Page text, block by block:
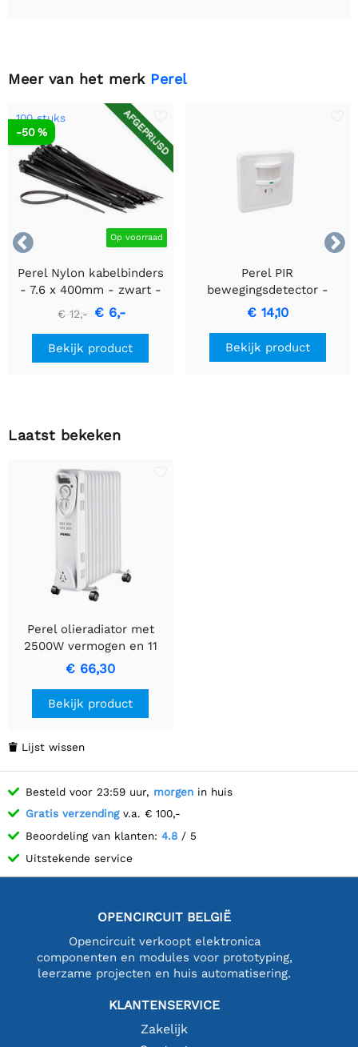
Meer van het merk Perel


AFGEPRIJSD
100 stuks
Op voorraad
-50 %
Perel Nylon kabelbinders
- 7.6 x 400mm - zwart -
100 stuks
€ 12,- € 6,-
Bekijk product
Perel PIR
bewegingsdetector -
Inbouw met
bewegingsdetectie &
inbouwontwerp
€ 14,10
Bekijk product
Laatst bekeken
Perel olieradiator met
2500W vermogen en 11
geribbelde elementen
€ 66,30
Bekijk product
 Lijst wissen
Besteld voor 23:59 uur, morgen in huis
Gratis verzendingv.a. € 100,-
Beoordeling van klanten: 4.8 / 5
Uitstekende service
OPENCIRCUIT BELGIË
Opencircuit verkoopt elektronica
componenten en modules voor prototyping,
leerzame projecten en huis automatisering.
KLANTENSERVICE
Zakelijk